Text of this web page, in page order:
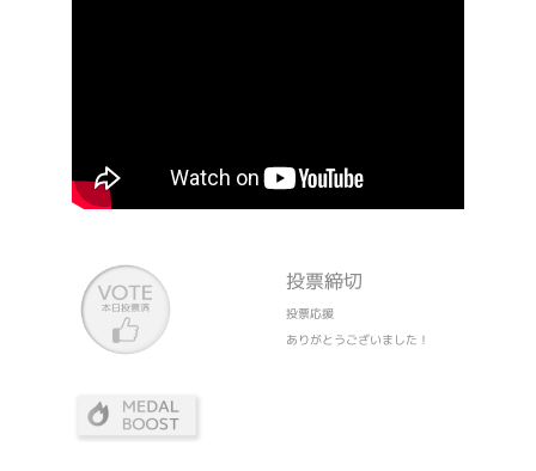
投票締切
投票応援
ありがとうございました！